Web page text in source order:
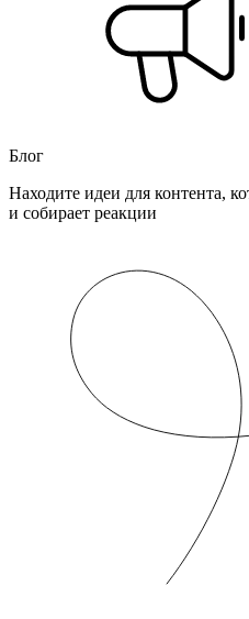
Блог
Находите идеи для контента,
и собирает реакции